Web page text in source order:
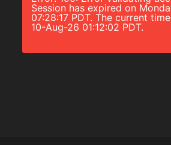
Session has expired on
07:28:17 PDT. The current
10-Aug-26 01:12:02 PDT.